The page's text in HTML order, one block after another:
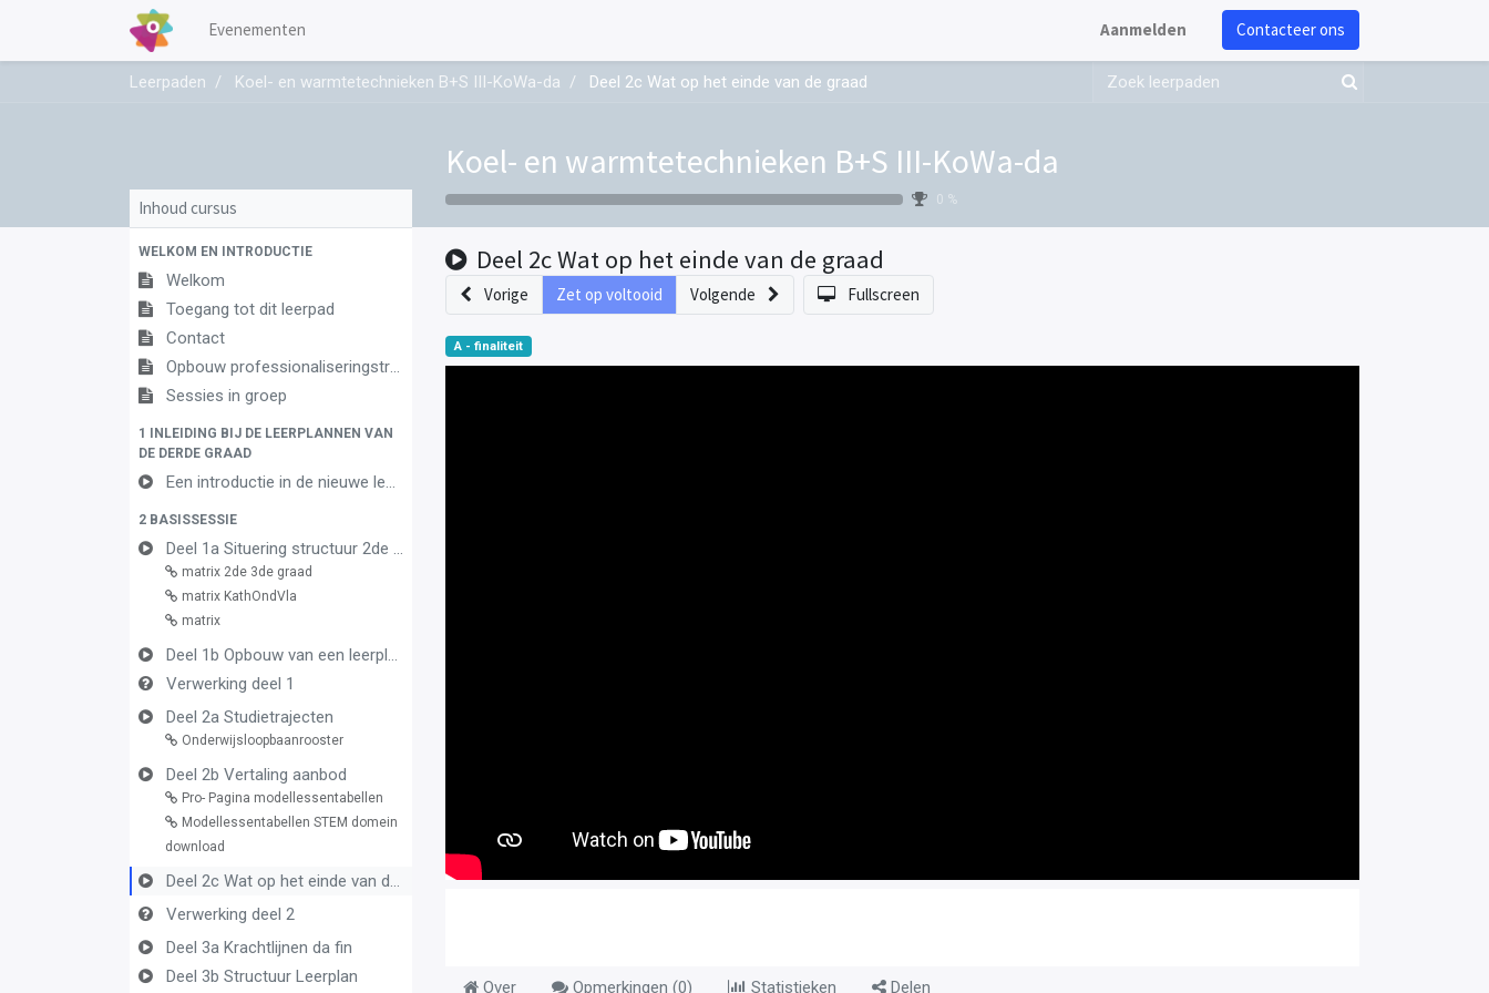
Evenementen Aanmelden Contacteer ons
Leerpaden Koel- en warmtetechnieken B+S III-KoWa-da Deel 2c Wat op het einde van de graad
Koel- en warmtetechnieken B+S III-KoWa-da
0 %
Inhoud cursus
WELKOM EN INTRODUCTIE
Welkom
Toegang tot dit leerpad
Contact
Opbouw professionaliseringstraject
Sessies in groep
1 INLEIDING BIJ DE LEERPLANNEN VAN
DE DERDE GRAAD
Een introductie in de nieuwe leerplannen van de derde graad
2 BASISSESSIE
Deel 1a Situering structuur 2de en 3de graad
matrix 2de 3de graad
matrix KathOndVla
matrix
Deel 1b Opbouw van een leerplan vormingsconcept
Verwerking deel 1
Deel 2a Studietrajecten
Onderwijsloopbaanrooster
Deel 2b Vertaling aanbod
Pro- Pagina modellessentabellen
Modellessentabellen STEM domein
download
Deel 2c Wat op het einde van de graad
Verwerking deel 2
Deel 3a Krachtlijnen da fin
Deel 3b Structuur Leerplan
Deel 2c Wat op het einde van de graad
Vorige Zet op voltooid Volgende Fullscreen
A - finaliteit
Over Opmerkingen (0) Statistieken Delen